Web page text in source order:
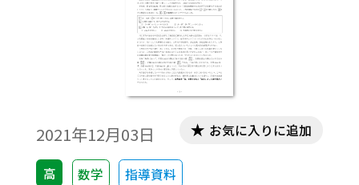
2021年12月03日
高 数学 指導資料
お気に入りに追加